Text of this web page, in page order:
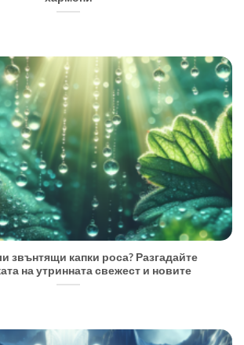
звънтящи капки роса? Разгадайте
на утринната свежест и новите